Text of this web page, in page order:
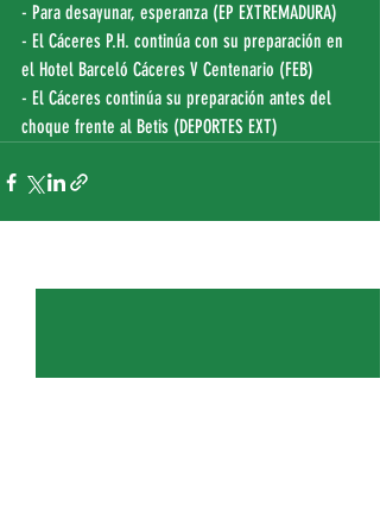
- Para desayunar, esperanza (EP EXTREMADURA)
- El Cáceres P.H. continúa con su preparación en
el Hotel Barceló Cáceres V Centenario (FEB)
- El Cáceres continúa su preparación antes del
choque frente al Betis (DEPORTES EXT)